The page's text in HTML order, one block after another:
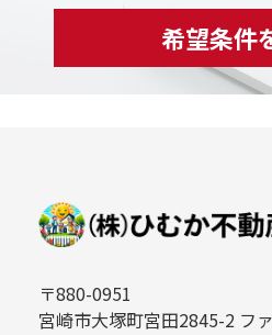
希望条件
〒880-0951
宮崎市大塚町宮田2845-2 フ